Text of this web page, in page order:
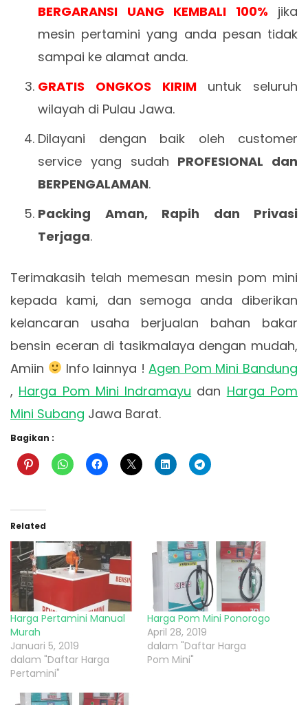
BERGARANSI UANG KEMBALI 100% jika
mesin pertamini yang anda pesan tidak
sampai ke alamat anda.
GRATIS ONGKOS KIRIMuntuk seluruh
wilayah di Pulau Jawa.
Dilayani dengan baik oleh customer
service yang sudah PROFESIONAL dan
BERPENGALAMAN.
Packing Aman, Rapih dan Privasi
Terjaga.
Terimakasih telah memesan mesin pom mini
kepada kami, dan semoga anda diberikan
kelancaran usaha berjualan bahan bakar
bensin eceran di tasikmalaya dengan mudah,
Amiin
Info lainnya !Agen Pom Mini Bandung
, Harga Pom Mini Indramayu dan Harga Pom
Mini Subang Jawa Barat.
Bagikan :
Related
Harga Pertamini Manual
Murah
Januari 5, 2019
dalam "Daftar Harga
Pertamini"
Harga Pom Mini Ponorogo
April 28, 2019
dalam "Daftar Harga
Pom Mini"